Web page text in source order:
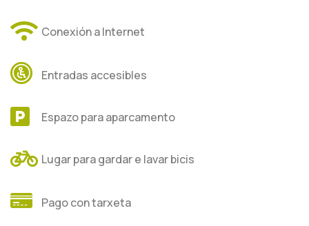
Conexión a Internet
Entradas accesibles
Espazo para aparcamento
Lugar para gardar e lavar bicis
Pago con tarxeta